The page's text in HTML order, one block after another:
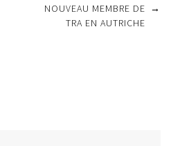
NOUVEAU MEMBRE DE
TRA EN AUTRICHE
→